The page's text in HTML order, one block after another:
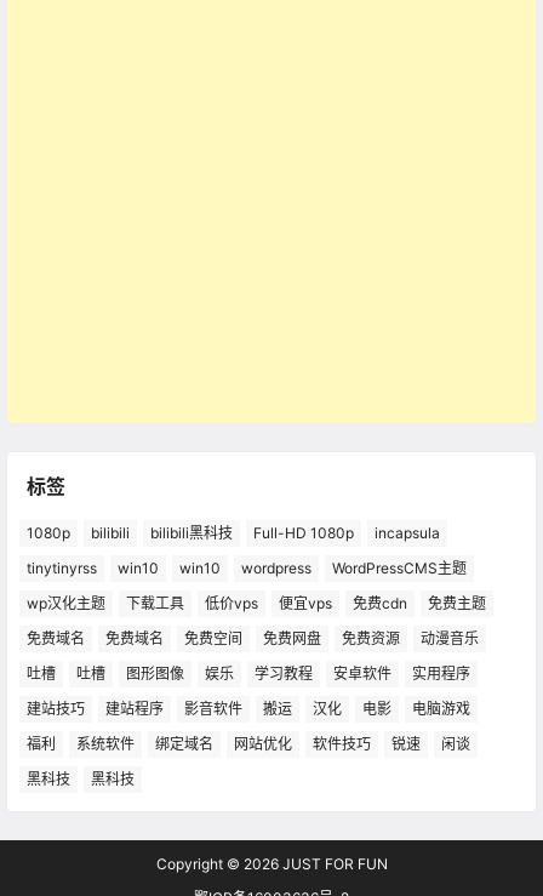
标签
1080p bilibili bilibili黑科技 Full-HD 1080p
incapsula
tinytinyrss
win10 win10 wordpress
WordPressCMS主题
wp汉化主题
下载工具 低价vps 便宜vps 免费cdn
免费主题
免费域名
免费域名 免费空间 免费网盘 免费资源
动漫音乐
吐槽
吐槽 图形图像 娱乐 学习教程 安卓软件
实用程序
建站技巧
建站程序 影音软件 搬运 汉化 电影
电脑游戏
福利
系统软件 绑定域名 网站优化 软件技巧 锐速
闲谈
黑科技
黑科技
Copyright © 2026JUST FOR FUN